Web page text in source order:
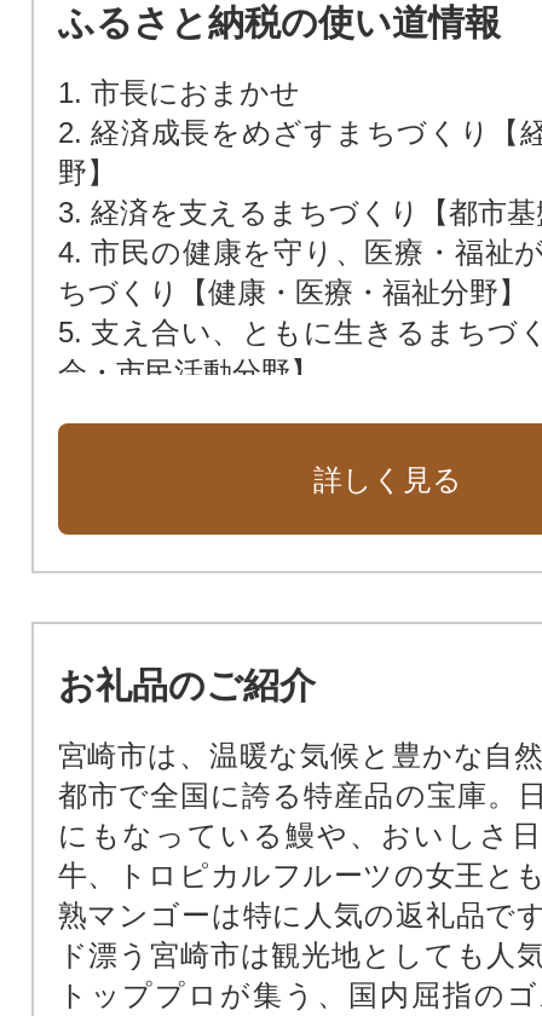
ふるさと納税の使い道情報
1. 市長におまかせ
2. 経済成長をめざすまちづくり【
野】
3. 経済を支えるまちづくり【都市
4. 市民の健康を守り、医療・福祉
ちづくり【健康・医療・福祉分野】
5. 支え合い、ともに生きるまちづ
会・市民活動分野】
7. 持続可能なまちづくり【環境・
8. 持続可能で開かれた市役所の実
営分野】
す）
詳しく見る
お礼品のご紹介
宮崎市は、温暖な気候と豊かな自
都市で全国に誇る特産品の宝庫。
にもなっている鰻や、おいしさ
牛、トロピカルフルーツの女王と
熟マンゴーは特に人気の返礼品で
ド漂う宮崎市は観光地としても人
トッププロが集う、国内屈指の